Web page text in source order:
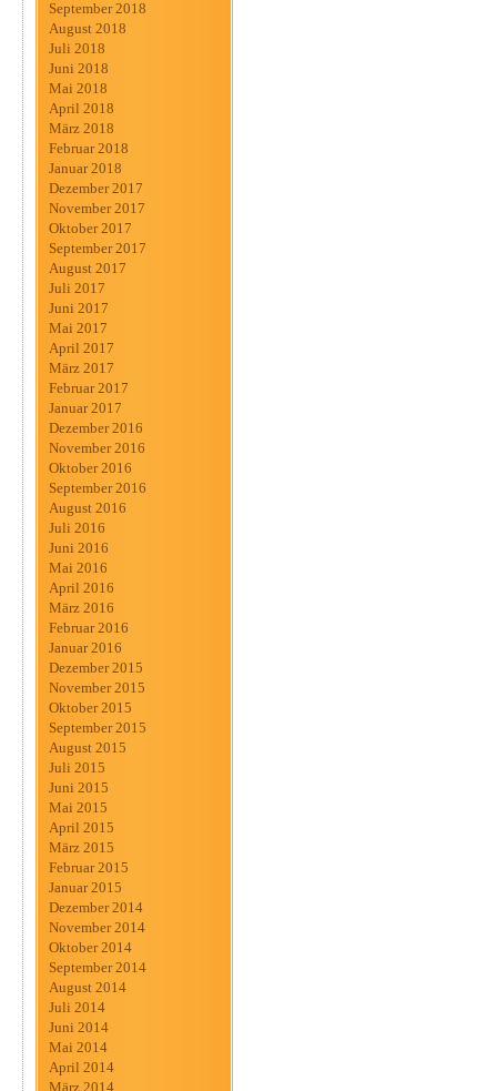
September 2018
August 2018
Juli 2018
Juni 2018
Mai 2018
April 2018
März 2018
Februar 2018
Januar 2018
Dezember 2017
November 2017
Oktober 2017
September 2017
August 2017
Juli 2017
Juni 2017
Mai 2017
April 2017
März 2017
Februar 2017
Januar 2017
Dezember 2016
November 2016
Oktober 2016
September 2016
August 2016
Juli 2016
Juni 2016
Mai 2016
April 2016
März 2016
Februar 2016
Januar 2016
Dezember 2015
November 2015
Oktober 2015
September 2015
August 2015
Juli 2015
Juni 2015
Mai 2015
April 2015
März 2015
Februar 2015
Januar 2015
Dezember 2014
November 2014
Oktober 2014
September 2014
August 2014
Juli 2014
Juni 2014
Mai 2014
April 2014
März 2014